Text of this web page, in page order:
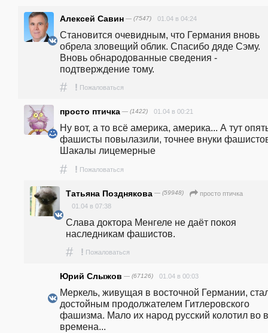
Алексей Савин — (7547) 01.04 в 04:24
Становится очевидным, что Германия вновь
обрела зловещий облик. Спасибо дяде Сэму.
Вновь обнародованные сведения -
подтверждение тому.
# ! Пожаловаться
просто птичка — (1422) 01.04 в 00:21
Ну вот, а то всё америка, америка... А тут
фашисты повылазили, точнее внуки
Шакалы лицемерные
# ! Пожаловаться
Татьяна Позднякова — (59948)
просто птичка
01.04 в 07:38
Слава доктора Менгеле не даёт покоя
наследникам фашистов.
# ! Пожаловаться
Юрий Слыжов — (67126) 01.04 в 00:03
Меркель, живущая в восточной Германии,
достойным продолжателем Гитлеровского
фашизма. Мало их народ русский колотил во
времена...